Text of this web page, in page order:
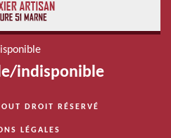
/indisponible
DROIT RÉSERVÉ
LÉGALES